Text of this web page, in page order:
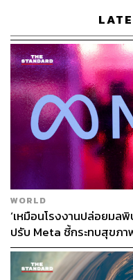
WORLD
‘เหมือนโรงงานปล่อยมล
ปรับ Meta ชี้กระทบสุขภ